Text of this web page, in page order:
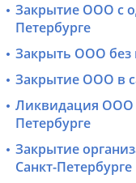
Закрытие ООО с
Петербурге
Закрыть ООО без
Закрытие ООО в
Ликвидация ООО
Петербурге
Закрытие
Санкт-Петербурге